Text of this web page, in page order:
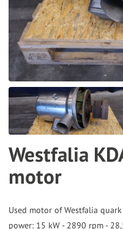
Westfalia
motor
Used motor of Westfalia